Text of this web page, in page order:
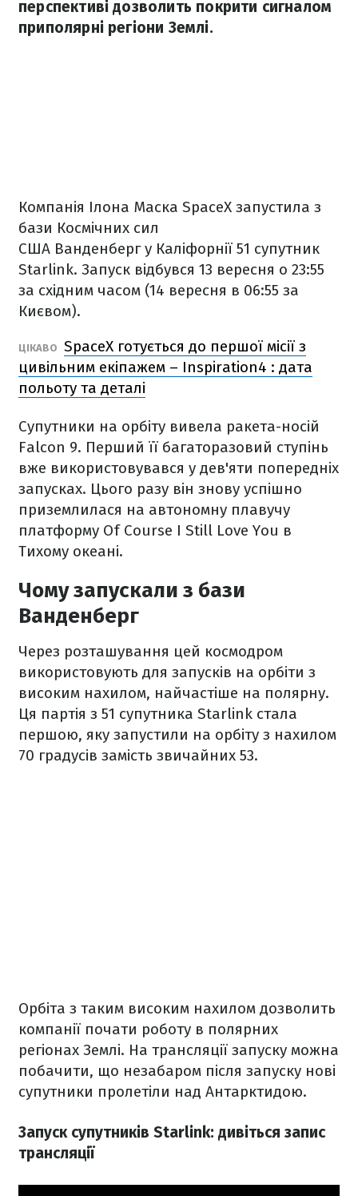
перспективі дозволить покрити сигналом
приполярні регіони Землі.
Компанія Ілона Маска SpaceX запустила з
бази Космічних сил
США Ванденберг у Каліфорнії 51 супутник
Starlink. Запуск відбувся 13 вересня о 23:55
за східним часом (14 вересня в 06:55 за
Києвом).
ЦІКАВО SpaceX готується до першої місії з
цивільним екіпажем – Inspiration4 : дата
польоту та деталі
Супутники на орбіту вивела ракета-носій
Falcon 9. Перший її багаторазовий ступінь
вже використовувався у дев'яти попередніх
запусках. Цього разу він знову успішно
приземлилася на автономну плавучу
платформу Of Course I Still Love You в
Тихому океані.
Чому запускали з бази
Ванденберг
Через розташування цей космодром
використовують для запусків на орбіти з
високим нахилом, найчастіше на полярну.
Ця партія з 51 супутника Starlink стала
першою, яку запустили на орбіту з нахилом
70 градусів замість звичайних 53.
Орбіта з таким високим нахилом дозволить
компанії почати роботу в полярних
регіонах Землі. На трансляції запуску можна
побачити, що незабаром після запуску нові
супутники пролетіли над Антарктидою.
Запуск супутників Starlink: дивіться запис
трансляції